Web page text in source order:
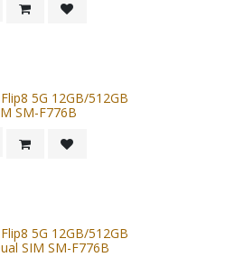
5G 12GB/512GB
SM-F776B
5G 12GB/512GB
SIM SM-F776B